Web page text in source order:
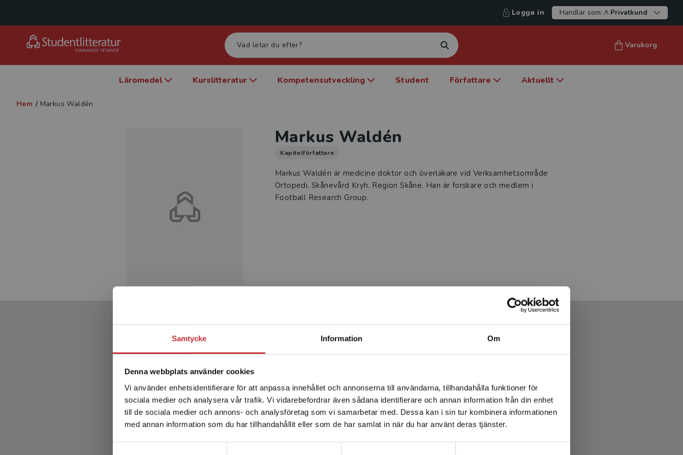
Samtycke Information Om
Denna webbplats använder cookies
Vi använder enhetsidentifierare för att anpassa innehållet och annonserna till användarna, tillhandahålla funktioner för
sociala medier och analysera vår trafik. Vi vidarebefordrar även sådana identifierare och annan information från din enhet
till de sociala medier och annons- och analysföretag som vi samarbetar med. Dessa kan i sin tur kombinera informationen
med annan information som du har tillhandahållit eller som de har samlat in när du har använt deras tjänster.
Begränsad fraktregion
Det verkar som att du besöker studentlitteratur.se via en
enhet utanför Sverige. Vi erbjuder inte leveranser utanför
Sverige. För att kunna slutföra ett köp måste
leveransadressen vara i Sverige.Läs mer
Logga in Handlar som: Privatkund
Varukorg
Läromedel Kurslitteratur Kompetensutveckling Student Författare Aktuellt
Hem / Markus Waldén
Markus Waldén
Kapitelförfattare
Markus Waldén är medicine doktor och överläkare vid Verksamhetsområde
Ortopedi, Skånevård Kryh, Region Skåne. Han är forskare och medlem i
Football Research Group.
Produkter